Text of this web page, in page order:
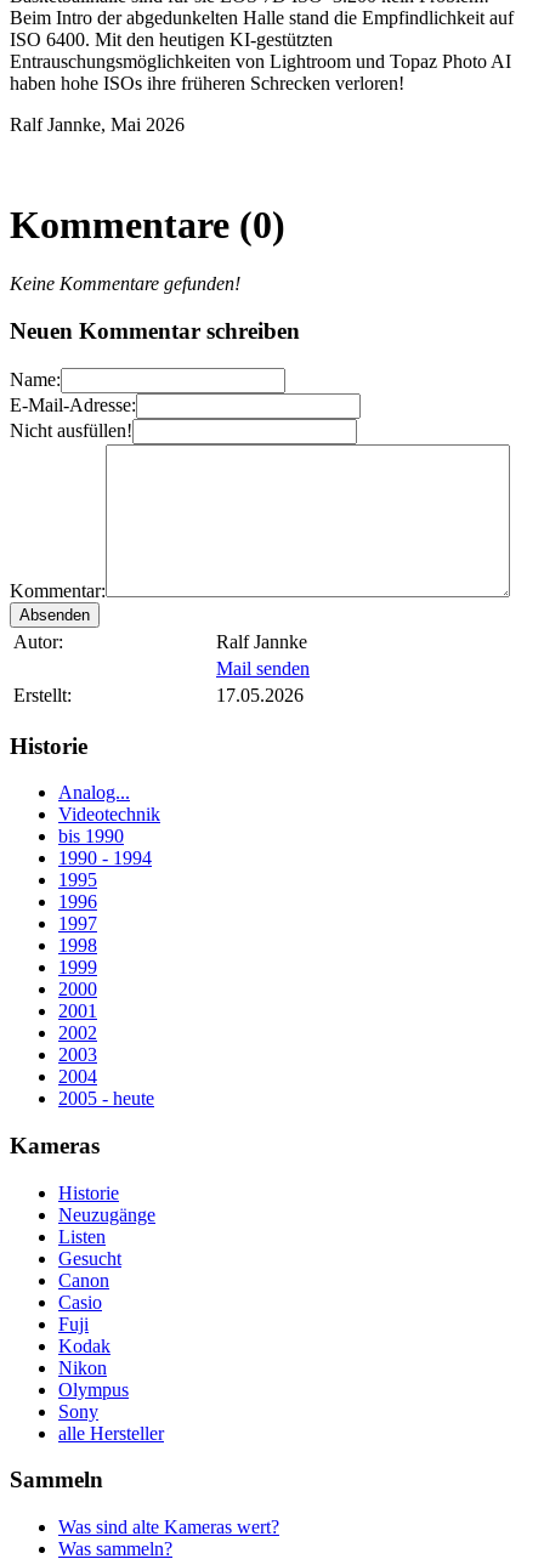
Beim Intro der abgedunkelten Halle stand die Empfindlichkeit auf
ISO 6400. Mit den heutigen KI-gestützten
Entrauschungsmöglichkeiten von Lightroom und Topaz Photo AI
haben hohe ISOs ihre früheren Schrecken verloren!
Ralf Jannke, Mai 2026
Kommentare (0)
Keine Kommentare gefunden!
Neuen Kommentar schreiben
Name:
E-Mail-Adresse:
Nicht ausfüllen!
Kommentar:
Autor:
Ralf Jannke
Mail senden
Erstellt:
17.05.2026
Historie
Analog...
Videotechnik
bis 1990
1990 - 1994
1995
1996
1997
1998
1999
2000
2001
2002
2003
2004
2005 - heute
Kameras
Historie
Neuzugänge
Listen
Gesucht
Canon
Casio
Fuji
Kodak
Nikon
Olympus
Sony
alle Hersteller
Sammeln
Was sind alte Kameras wert?
Was sammeln?